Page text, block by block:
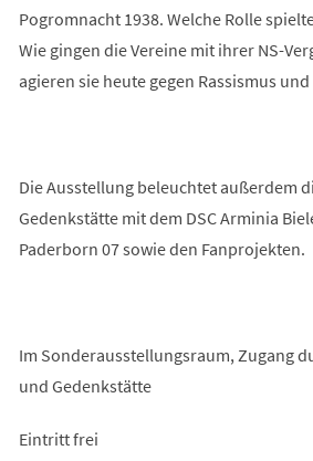
Pogromnacht 1938. Welche Rolle
Wie gingen die Vereine mit ihrer NS-
agieren sie heute gegen Rassismus
Die Ausstellung beleuchtet außerdem
Gedenkstätte mit dem DSC Arminia
Paderborn 07 sowie den Fanprojekten.
Im Sonderausstellungsraum, Zugang
und Gedenkstätte
Eintritt frei